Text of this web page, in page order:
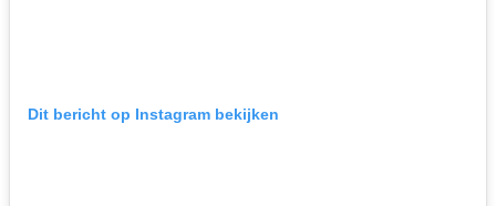
Dit bericht op Instagram bekijken